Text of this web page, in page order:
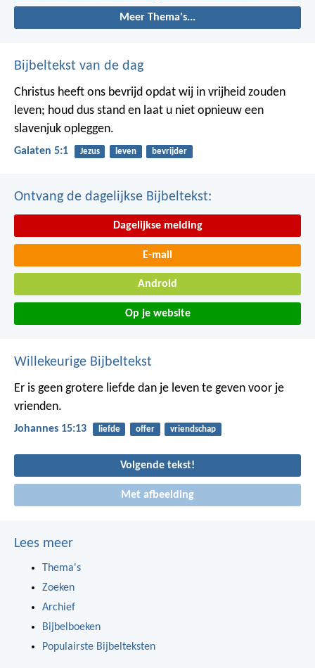
Meer Thema's...
Bijbeltekst van de dag
Christus heeft ons bevrijd opdat wij in vrijheid zouden
leven; houd dus stand en laat u niet opnieuw een
slavenjuk opleggen.
Galaten 5:1 Jezus leven bevrijder
Ontvang de dagelijkse Bijbeltekst:
Dagelijkse melding
E-mail
Android
Op je website
Willekeurige Bijbeltekst
Er is geen grotere liefde dan je leven te geven voor je
vrienden.
Johannes 15:13 liefde offer vriendschap
Volgende tekst!
Met afbeelding
Lees meer
Thema's
Zoeken
Archief
Bijbelboeken
Populairste Bijbelteksten